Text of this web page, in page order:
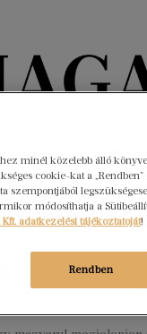
az olvasókig
A hónap könyvei
minél közelebb álló
cookie-kat a
szempontjából
módosíthatja a
adatkezelési tájékoztatóját!
Rendben